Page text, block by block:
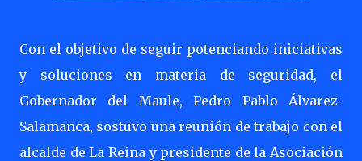
Con el objetivo de seguir potenciando iniciativas
y soluciones en materia de seguridad, el
Gobernador del Maule, Pedro Pablo Álvarez-
Salamanca, sostuvo una reunión de trabajo con el
alcalde de La Reina y presidente de la Asociación